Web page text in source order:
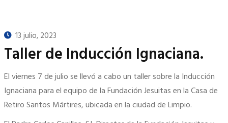
13 julio, 2023
Taller de Inducción Ignaciana.
El viernes 7 de julio se llevó a cabo un taller sobre la Inducción
Ignaciana para el equipo de la Fundación Jesuitas en la Casa de
Retiro Santos Mártires, ubicada en la ciudad de Limpio.